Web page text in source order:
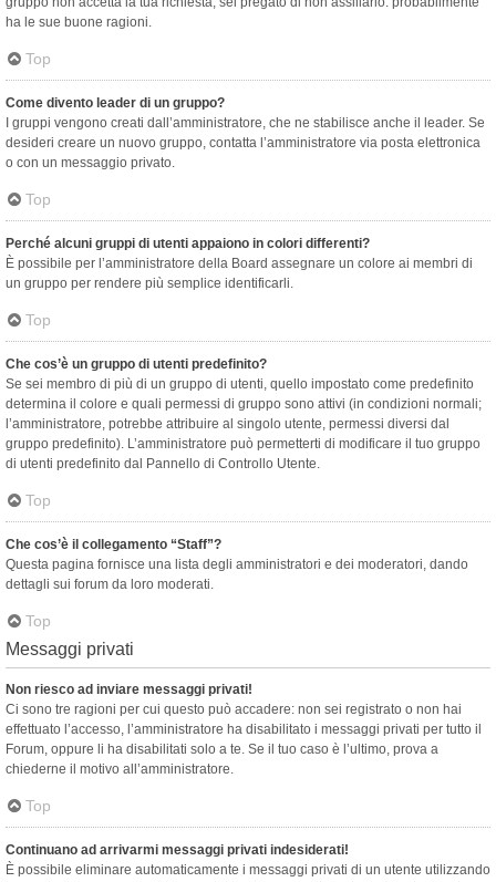
ha le sue buone ragioni.
Top
Come divento leader di un gruppo?
I gruppi vengono creati dall’amministratore, che ne stabilisce anche il leader. Se
desideri creare un nuovo gruppo, contatta l’amministratore via posta elettronica
o con un messaggio privato.
Top
Perché alcuni gruppi di utenti appaiono in colori differenti?
È possibile per l’amministratore della Board assegnare un colore ai membri di
un gruppo per rendere più semplice identificarli.
Top
Che cos’è un gruppo di utenti predefinito?
Se sei membro di più di un gruppo di utenti, quello impostato come predefinito
determina il colore e quali permessi di gruppo sono attivi (in condizioni normali;
l’amministratore, potrebbe attribuire al singolo utente, permessi diversi dal
gruppo predefinito). L’amministratore può permetterti di modificare il tuo gruppo
di utenti predefinito dal Pannello di Controllo Utente.
Top
Che cos’è il collegamento “Staff”?
Questa pagina fornisce una lista degli amministratori e dei moderatori, dando
dettagli sui forum da loro moderati.
Top
Messaggi privati
Non riesco ad inviare messaggi privati!
Ci sono tre ragioni per cui questo può accadere: non sei registrato o non hai
effettuato l’accesso, l’amministratore ha disabilitato i messaggi privati per tutto il
Forum, oppure li ha disabilitati solo a te. Se il tuo caso è l’ultimo, prova a
chiederne il motivo all’amministratore.
Top
Continuano ad arrivarmi messaggi privati indesiderati!
È possibile eliminare automaticamente i messaggi privati ​​di un utente utilizzando